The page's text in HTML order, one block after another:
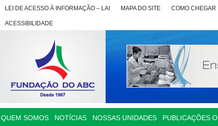
LEI DE ACESSO À INFORMAÇÃO – LAI MAPA DO SITE COMO CHEGAR
ACESSIBILIDADE
QUEM SOMOS NOTÍCIAS NOSSAS UNIDADES PUBLICAÇÕES